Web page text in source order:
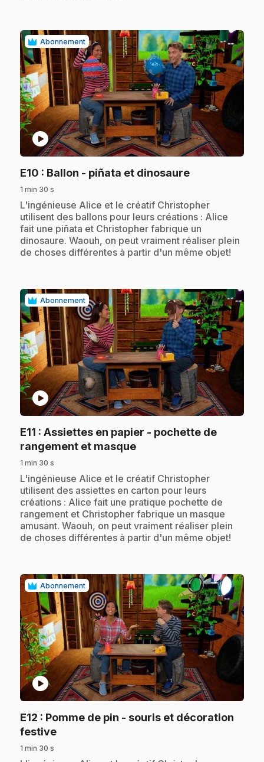
Abonnement
play_circle
E10 : Ballon - piñata et dinosaure.
1 min 30 s
.L'ingénieuse Alice et le créatif Christopher
utilisent des ballons pour leurs créations : Alice
fait une piñata et Christopher fabrique un
dinosaure. Waouh, on peut vraiment réaliser plein
de choses différentes à partir d'un même objet!
Abonnement
play_circle
E11 : Assiettes en papier - pochette de
rangement et masque.
1 min 30 s
.L'ingénieuse Alice et le créatif Christopher
utilisent des assiettes en carton pour leurs
créations : Alice fait une pratique pochette de
rangement et Christopher fabrique un masque
amusant. Waouh, on peut vraiment réaliser plein
de choses différentes à partir d'un même objet!
Abonnement
play_circle
E12 : Pomme de pin - souris et décoration
festive.
1 min 30 s